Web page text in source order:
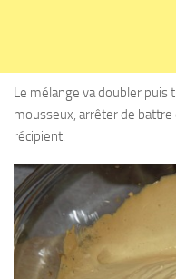
Le mélange va doubler puis
mousseux, arrêter de battre
récipient.